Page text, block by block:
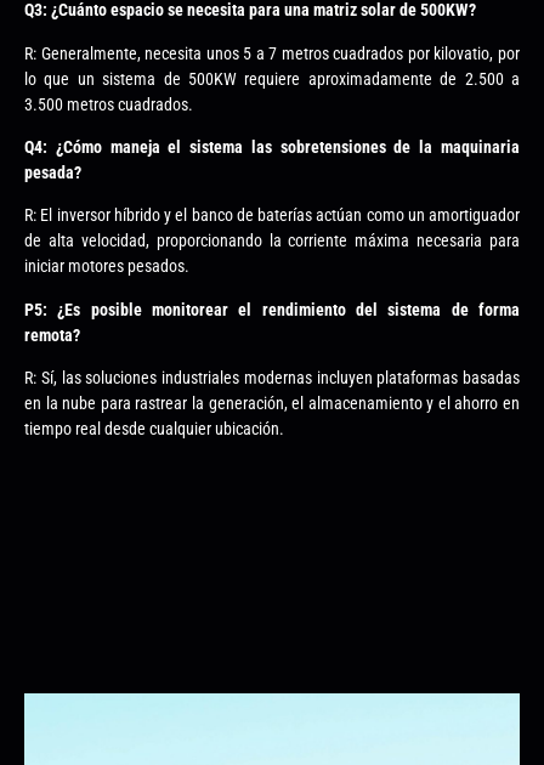
Q3: ¿Cuánto espacio se necesita para una matriz solar de 500KW?
R: Generalmente, necesita unos 5 a 7 metros cuadrados por kilovatio, por
lo que un sistema de 500KW requiere aproximadamente de 2.500 a
3.500 metros cuadrados.
Q4: ¿Cómo maneja el sistema las sobretensiones de la maquinaria
pesada?
R: El inversor híbrido y el banco de baterías actúan como un amortiguador
de alta velocidad, proporcionando la corriente máxima necesaria para
iniciar motores pesados.
P5: ¿Es posible monitorear el rendimiento del sistema de forma
remota?
R: Sí, las soluciones industriales modernas incluyen plataformas basadas
en la nube para rastrear la generación, el almacenamiento y el ahorro en
tiempo real desde cualquier ubicación.